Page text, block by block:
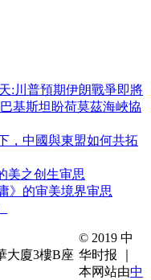
:川普預期伊朗戰爭即將
基斯坦盼荷莫茲海峽協
，中國與東盟如何共拓
美之创生审思
》的审美境界审思
大廈3樓B座
© 2019 中
华时报 ｜
本网站由中